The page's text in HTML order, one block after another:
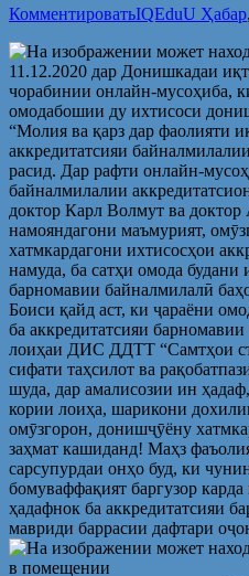
КомментироватьIQEduU Ҳабар,
11.12.2020 дар Донишкадаи
чорабинии онлайн-мусоҳиба,
омодабошии ду ихтисоси
“Молия ва қарз дар фаолияти
аккредитатсияи
расид. Дар рафти онлайн-
байналмилалии
доктор Карл Волмут ва
намояндагони маъмурият,
хатмкардагони ихтисосҳои
намуда, ба сатҳи омода будани
барномавии байналмилалӣ
Боиси қайд аст, ки ҷараёни
ба аккредитатсияи
лоиҳаи ДИС ДДТТ “Самтҳои
сифати таҳсилот ва
шуда, дар амалисозии ин
кории лоиҳа, шарикони
омӯзгорон, донишҷӯёну
заҳмат кашиданд! Маҳз
сарсупурдаи онҳо буд, ки
бомуваффақият баргузор
ҳадафнок ба аккредитатсияи
мавриди баррасии дафтари